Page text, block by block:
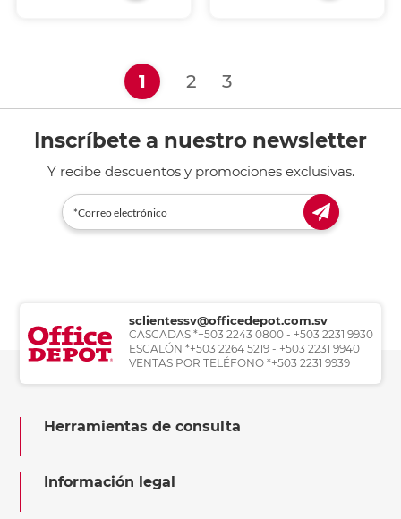
1 (current)
2 3
Inscríbete a nuestro newsletter
Y recibe descuentos y promociones exclusivas.
sclientessv@officedepot.com.sv
CASCADAS *+503 2243 0800 - +503 2231 9930
ESCALÓN *+503 2264 5219 - +503 2231 9940
VENTAS POR TELÉFONO *+503 2231 9939
Herramientas de consulta
Información legal